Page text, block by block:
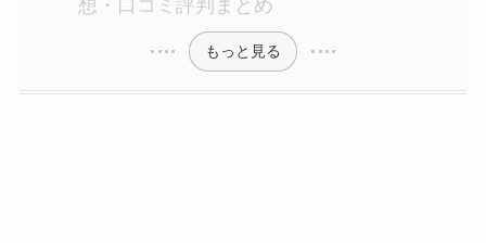
想・口コミ評判まとめ
もっと見る